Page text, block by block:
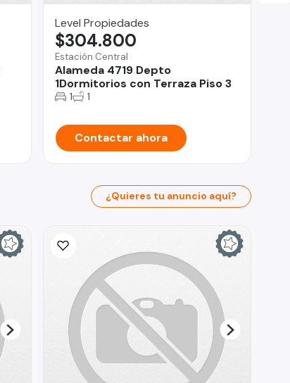
Level Propiedades
Estación Central
Alameda 4719 Depto
1Dormitorios con Terraza Piso 3
$304.800
1 1
Contactar ahora
¿Quieres tu anuncio aquí?